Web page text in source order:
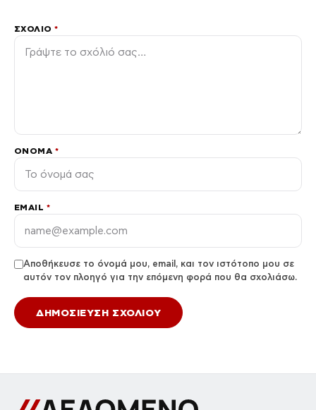
ΣΧΌΛΙΟ*
ΌΝΟΜΑ *
EMAIL *
Αποθήκευσε το όνομά μου, email, και τον ιστότοπο μου σε
αυτόν τον πλοηγό για την επόμενη φορά που θα σχολιάσω.